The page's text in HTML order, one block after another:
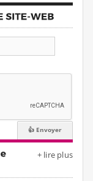
+ lire plus